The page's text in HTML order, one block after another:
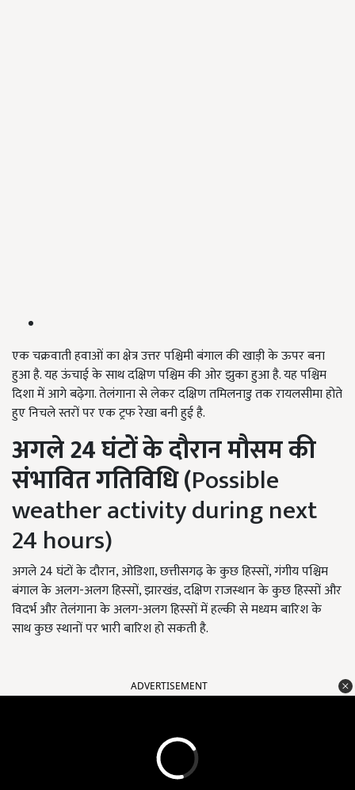
एक चक्रवाती हवाओं का क्षेत्र उत्तर पश्चिमी बंगाल की खाड़ी के ऊपर बना
हुआ है. यह ऊंचाई के साथ दक्षिण पश्चिम की ओर झुका हुआ है. यह पश्चिम
दिशा में आगे बढ़ेगा. तेलंगाना से लेकर दक्षिण तमिलनाडु तक रायलसीमा होते
हुए निचले स्तरों पर एक ट्रफ रेखा बनी हुई है.
अगले24घंटों के दौरान मौसम की
संभावित गतिविधि (Possible
weather activity during next
24 hours)
अगले 24 घंटों के दौरान, ओडिशा, छत्तीसगढ़ के कुछ हिस्सों, गंगीय पश्चिम
बंगाल के अलग-अलग हिस्सों, झारखंड, दक्षिण राजस्थान के कुछ हिस्सों और
विदर्भ और तेलंगाना के अलग-अलग हिस्सों में हल्की से मध्यम बारिश के
साथ कुछ स्थानों पर भारी बारिश हो सकती है.
ADVERTISEMENT